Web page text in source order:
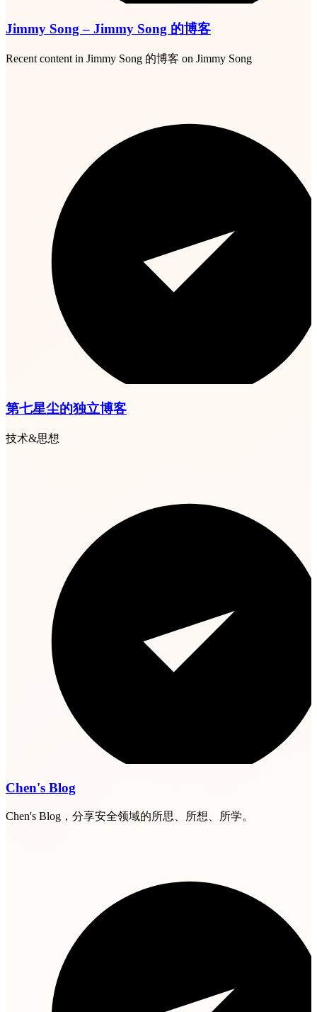
Jimmy Song – Jimmy Song 的博客
Recent content in Jimmy Song 的博客 on Jimmy Song
第七星尘的独立博客
技术&思想
Chen's Blog
Chen's Blog，分享安全领域的所思、所想、所学。